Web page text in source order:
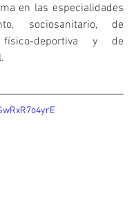
en las especialidades
sociosanitario, de
físico-deportiva y de